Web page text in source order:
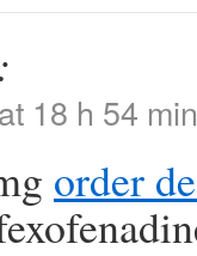
18 h 54 min
order